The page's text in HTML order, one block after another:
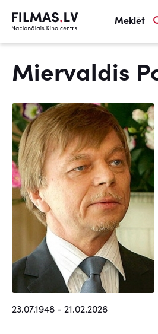
Meklēt
Miervaldis
23.07.1948 - 21.02.2026